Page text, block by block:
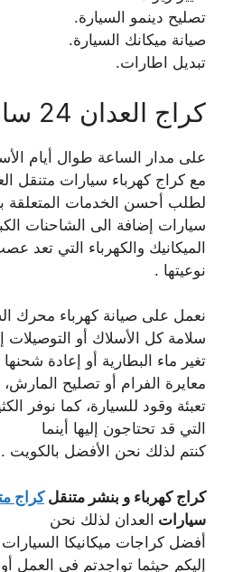
تصليح دينمو السيارة.
صيانة ميكانك السيارة.
تبديل اطارات.
كراج العدان 24 ساعة
على مدار الساعة طوال أيام
مع كراج كهرباء سيارات متنقل
لطلب أحسن الخدمات المتعلقة
سيارات إضافة الى الشاحنات
الميكانيك والكهرباء التي تعد
نوعيتها .
نعمل على صيانة كهرباء محرك
سلامة كل الأسلاك أو التوصيلات
تغير ماء البطارية أو إعادة
معايرة الفرام أو تصليح المارش،
تعبئة وقود للسيارة، كما نوفر
التي قد تحتاجون إليها أينما
كنتم لذلك نحن الأفضل بالكويت .
كراج كهرباء و بنشر متنقلكراج
سيارات العدان لذلك نحن
أفضل كراجات ميكانيكا السيارات
إليكم حيثما تواجدتم في العمل